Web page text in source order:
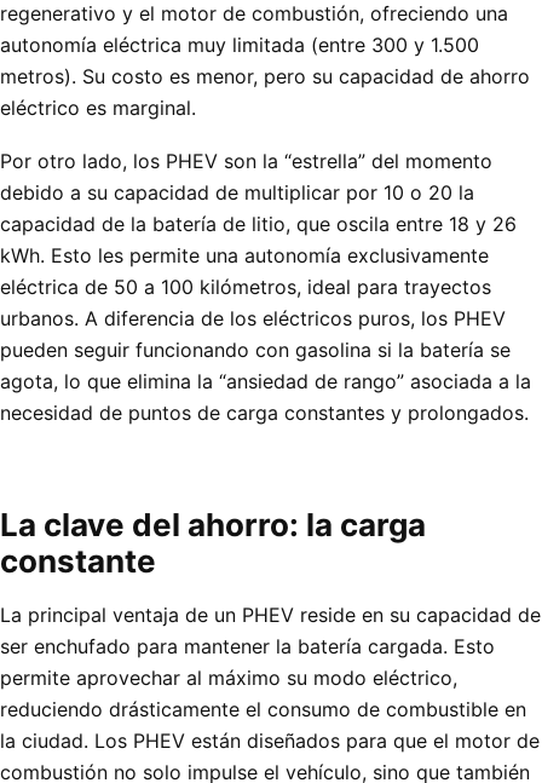
regenerativo y el motor de combustión, ofreciendo una
autonomía eléctrica muy limitada (entre 300 y 1.500
metros). Su costo es menor, pero su capacidad de ahorro
eléctrico es marginal.
Por otro lado, los PHEV son la “estrella” del momento
debido a su capacidad de multiplicar por 10 o 20 la
capacidad de la batería de litio, que oscila entre 18 y 26
kWh. Esto les permite una autonomía exclusivamente
eléctrica de 50 a 100 kilómetros, ideal para trayectos
urbanos. A diferencia de los eléctricos puros, los PHEV
pueden seguir funcionando con gasolina si la batería se
agota, lo que elimina la “ansiedad de rango” asociada a la
necesidad de puntos de carga constantes y prolongados.
La clave del ahorro: la carga
constante
La principal ventaja de un PHEV reside en su capacidad de
ser enchufado para mantener la batería cargada. Esto
permite aprovechar al máximo su modo eléctrico,
reduciendo drásticamente el consumo de combustible en
la ciudad. Los PHEV están diseñados para que el motor de
combustión no solo impulse el vehículo, sino que también